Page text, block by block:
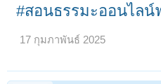
#สอนธรรมะออนไลน์
17 กุมภาพันธ์ 2025